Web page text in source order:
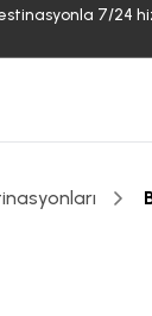
7/24